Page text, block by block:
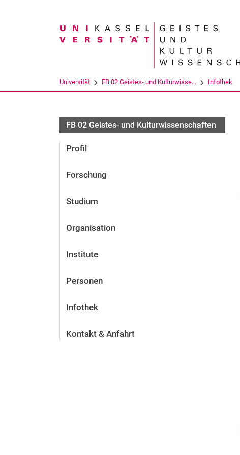
Suchbegriff
Universität FB 02 Geistes- und Kulturwisse... Infothek
FB 02 Geistes- und Kulturwissenschaften
Profil
Forschung
Studium
Organisation
Institute
Personen
Infothek
Kontakt & Anfahrt